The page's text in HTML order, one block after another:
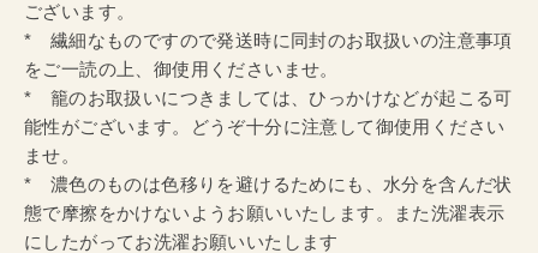
ございます。
* 繊細なものですので発送時に同封のお取扱いの注意事項
をご一読の上、御使用くださいませ。
* 籠のお取扱いにつきましては、ひっかけなどが起こる可
能性がございます。どうぞ十分に注意して御使用ください
ませ。
* 濃色のものは色移りを避けるためにも、水分を含んだ状
態で摩擦をかけないようお願いいたします。また洗濯表示
にしたがってお洗濯お願いいたします